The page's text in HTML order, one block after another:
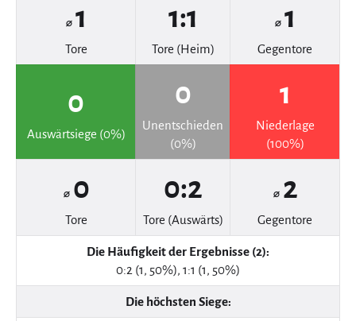
⌀ 1
Tore
1:1
Tore (Heim)
⌀ 1
Gegentore
0
Auswärtsiege (0%)
0
Unentschieden
(0%)
1
Niederlage
(100%)
⌀ 0
Tore
0:2
Tore (Auswärts)
⌀ 2
Gegentore
Die Häufigkeit der Ergebnisse (2):
0:2 (1, 50%), 1:1 (1, 50%)
Die höchsten Siege: